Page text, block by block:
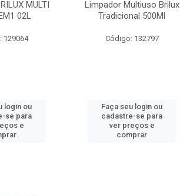
MULTI
02L
129064
login ou
se para
e
Limpador Multiuso Brilux
Tradicional 500Ml
Código: 132797
Faça seu login ou
cadastre-se para
ver preços e
comprar